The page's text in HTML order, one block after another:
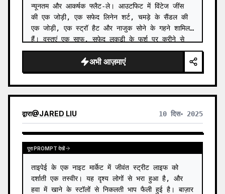
अवशेष श्रृंखला, वास्तुकला और शहर इमेजरी पोस्टर, अमूर्त संपादकीय
फोटोग्राफी, गैलरी-जैसे फोटो कवर, और Douyin जैसे मोबाइल
प्लेटफार्मों पर प्रसारित होने वाली विज़ुअल श्रृंखला बनाने के लिए किया
जा सकता है। अंतिम काम मूल तस्वीर की वास्तविक सामग्री को बरकरार
रखता है, और नीचे एक स्थिर श्रृंखला भावना के साथ एक 'स्मृति छाप'
बनाता है, जिससे हर तस्वीर को एक स्वतंत्र मनोदशा और विस्तार योग्य
दृश्य पहचान मिलती है।
न्यूनतम और आकर्षक फ्लैट-ले। आउटफिट में विंटेज जींस
की एक जोड़ी, एक सफेद लिनेन शर्ट, चमड़े के सैंडल की
एक जोड़ी, एक स्ट्रॉ हैट और नाजुक सोने के गहने शामिल
हैं। वस्तुएं एक साफ, सफेद लकड़ी के फर्श पर करीने से
व्यव…
अभी आज़माएं
द्वारा@JARED LIU 10 दिस॰ 2025
पूरा PROMPT देखें
ताइपेई के एक नाइट मार्केट में जीवंत स्ट्रीट लाइफ को
दर्शाती एक तस्वीर। यह दृश्य लोगों से भरा हुआ है, और
हवा में खाने के स्टॉलों से निकलती भाप फैली हुई है। बाज़ार